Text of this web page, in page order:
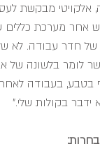
אלקויטי מבקשת
אחר מערכת
של חדר עבודה. לא
לומר בלשונה של
בטבע, בעבודה
ידבר בקולות שלי."